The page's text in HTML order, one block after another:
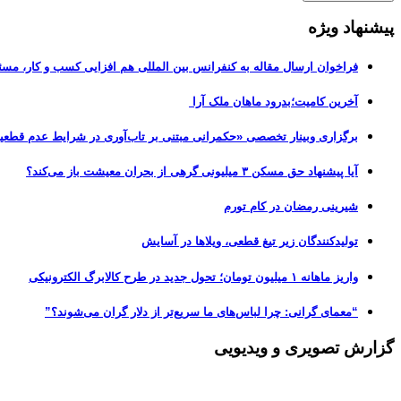
پیشنهاد ویژه
فراخوان ارسال مقاله به کنفرانس بین المللی هم افزایی کسب و کار،
آخرین کامیت؛بدرود ماهان ملک آرا
برگزاری وبینار تخصصی «حکمرانی مبتنی بر تاب‌آوری در شرایط عدم
آیا پیشنهاد حق مسکن ۳ میلیونی گرهی از بحران معیشت باز می‌کند؟
شیرینی رمضان در کام تورم
تولیدکنندگان زیر تیغ قطعی، ویلاها در آسایش
واریز ماهانه ۱ میلیون تومان؛ تحول جدید در طرح کالابرگ الکترونیکی
“معمای گرانی: چرا لباس‌های ما سریع‌تر از دلار گران می‌شوند؟”
گزارش تصویری و ویدیویی